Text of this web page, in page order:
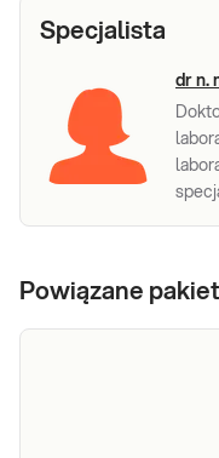
Specjalista
dr n.
Powiązane